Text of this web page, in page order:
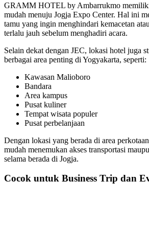
GRAMM HOTEL by Ambarrukmo
mudah menuju Jogja Expo Center. Hal ini
tamu yang ingin menghindari kemacetan
terlalu jauh sebelum menghadiri acara.
Selain dekat dengan JEC, lokasi hotel juga
berbagai area penting di Yogyakarta, seperti:
Kawasan Malioboro
Bandara
Area kampus
Pusat kuliner
Tempat wisata populer
Pusat perbelanjaan
Dengan lokasi yang berada di area
mudah menemukan akses transportasi
selama berada di Jogja.
Cocok untuk Business Trip dan